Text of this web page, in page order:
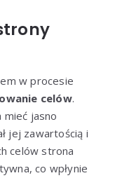
w procesie
celów.
jasno
jej zawartością i
celów strona
co wpłynie